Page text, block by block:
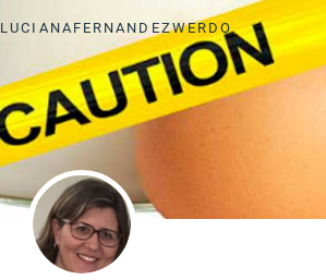
LUCIANAFERNANDEZWERDO